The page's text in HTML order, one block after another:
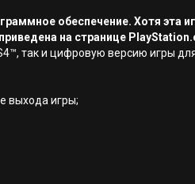
обеспечение. Хотя эта
на странице
так и цифровую версию игры
выхода игры;